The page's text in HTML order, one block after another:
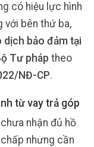
có hiệu lực hình
với bên thứ ba,
dịch bảo đảm tại
Tư pháp theo
NĐ-CP.
từ vay trả góp
nhận đủ hồ
nhưng cần